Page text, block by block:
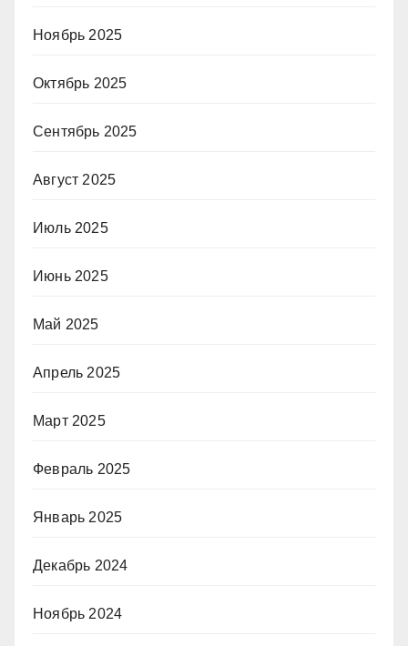
Ноябрь 2025
Октябрь 2025
Сентябрь 2025
Август 2025
Июль 2025
Июнь 2025
Май 2025
Апрель 2025
Март 2025
Февраль 2025
Январь 2025
Декабрь 2024
Ноябрь 2024